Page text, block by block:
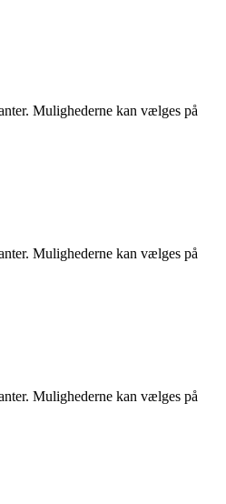
Mulighederne kan vælges på
Mulighederne kan vælges på
Mulighederne kan vælges på